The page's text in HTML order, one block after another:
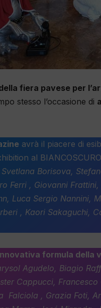
fiera pavese per
stesso l’occasione di
avrà il piacere di
al
Svetlana Borisova,
Ferri , Giovanni
Luca Sergio Nannini,
, Kaori Sakaguchi,
formula della
Agudelo, Biagio
Cappucci,
Falciola , Grazia Foti,